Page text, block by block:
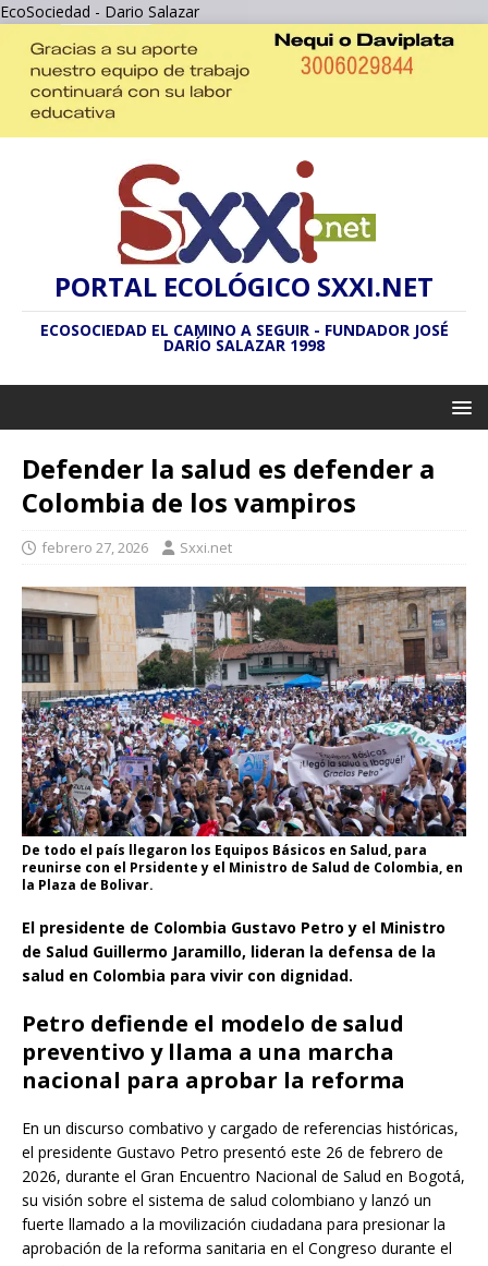
EcoSociedad - Dario Salazar
PORTAL ECOLÓGICO SXXI.NET
ECOSOCIEDAD EL CAMINO A SEGUIR - FUNDADOR JOSÉ
DARÍO SALAZAR 1998
Defender la salud es defender a
Colombia de los vampiros
febrero 27, 2026 Sxxi.net
De todo el país llegaron los Equipos Básicos en Salud, para
reunirse con el Prsidente y el Ministro de Salud de Colombia, en
la Plaza de Bolivar.
El presidente de Colombia Gustavo Petro y el Ministro
de Salud Guillermo Jaramillo, lideran la defensa de la
salud en Colombia para vivir con dignidad.
Petro defiende el modelo de salud
preventivo y llama a una marcha
nacional para aprobar la reforma
En un discurso combativo y cargado de referencias históricas,
el presidente Gustavo Petro presentó este 26 de febrero de
2026, durante el Gran Encuentro Nacional de Salud en Bogotá,
su visión sobre el sistema de salud colombiano y lanzó un
fuerte llamado a la movilización ciudadana para presionar la
aprobación de la reforma sanitaria en el Congreso durante el